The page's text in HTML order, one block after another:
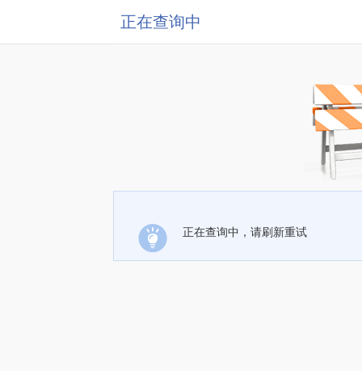
正在查询中
正在查询中，请刷新重试